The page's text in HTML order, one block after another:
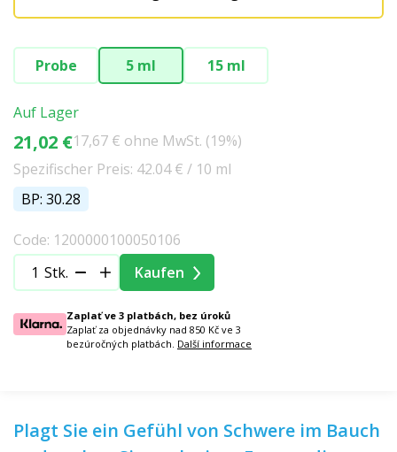
Probe 5 ml 15 ml
Auf Lager
21,02 €17,67 € ohne MwSt. (19%)
Spezifischer Preis: 42.04 € / 10 ml
BP: 30.28
Code: 1200000100050106
Stk.
Kaufen
Zaplať ve 3 platbách, bez úroků
Zaplať za objednávky nad 850 Kč ve 3
bezúročných platbách. Další informace
Plagt Sie ein Gefühl von Schwere im Bauch